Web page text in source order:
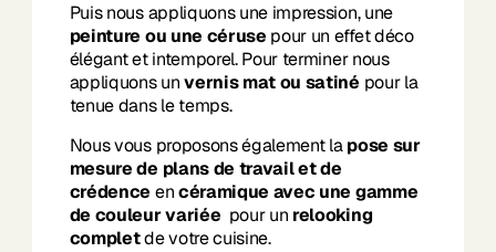
Puis nous appliquons une impression, une
peinture ou une céruse pour un effet déco
élégant et intemporel. Pour terminer nous
appliquons unvernis mat ou satiné pour la
tenue dans le temps.
Nous vous proposons également lapose sur
mesure de plans de travail et de
crédence encéramique avec une gamme
de couleur variée pour un relooking
completde votre cuisine.